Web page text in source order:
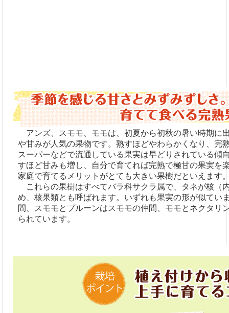
アンズ、スモモ、モモは、初夏から初秋の暑い時期に
や甘みが人気の果物です。熟すほどやわらかくなり、完
スーパーなどで流通している果実は早どりされている傾
すほど甘みも増し、自分で育てれば完熟で極甘の果実を
家庭で育てるメリットがとても大きい果樹だといえます
これらの果樹はすべてバラ科サクラ属で、タネが核（
め、核果類とも呼ばれます。いずれも果実の形が似てい
間、スモモとプルーンはスモモの仲間、モモとネクタリ
られています。